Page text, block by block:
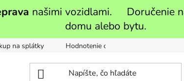
našimi vozidlami. Doručenie
domu alebo bytu.
na splátky Hodnotenie obchodu